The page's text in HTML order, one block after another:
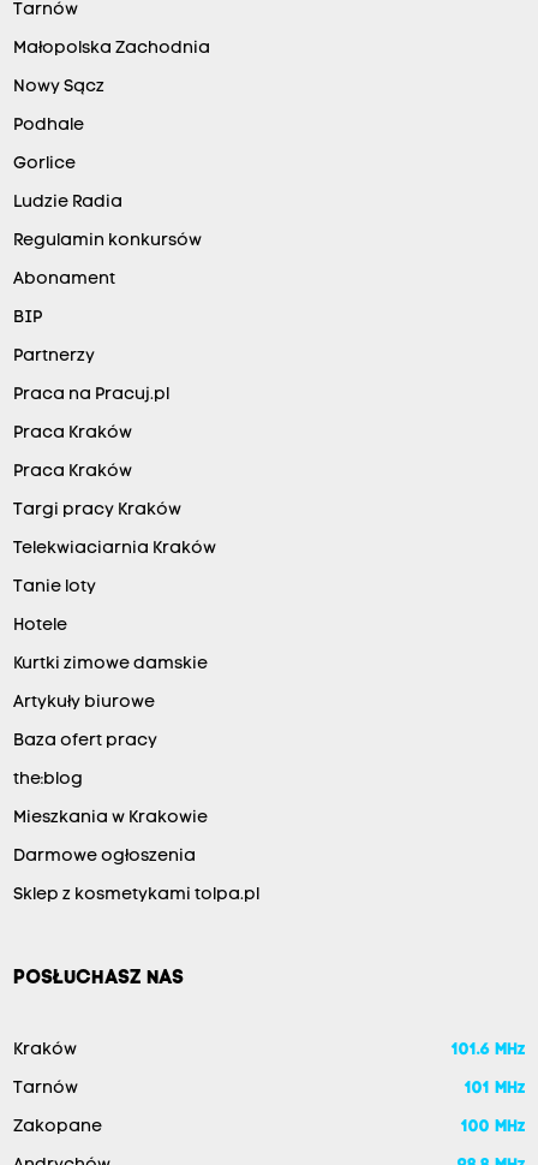
Tarnów
Małopolska Zachodnia
Nowy Sącz
Podhale
Gorlice
Ludzie Radia
Regulamin konkursów
Abonament
BIP
Partnerzy
Praca na Pracuj.pl
Praca Kraków
Praca Kraków
Targi pracy Kraków
Telekwiaciarnia Kraków
Tanie loty
Hotele
Kurtki zimowe damskie
Artykuły biurowe
Baza ofert pracy
the:blog
Mieszkania w Krakowie
Darmowe ogłoszenia
Sklep z kosmetykami tolpa.pl
POSŁUCHASZ NAS
Kraków 101.6 MHz
Tarnów 101 MHz
Zakopane 100 MHz